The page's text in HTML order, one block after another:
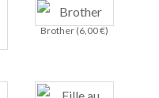
Brother (6,00€)